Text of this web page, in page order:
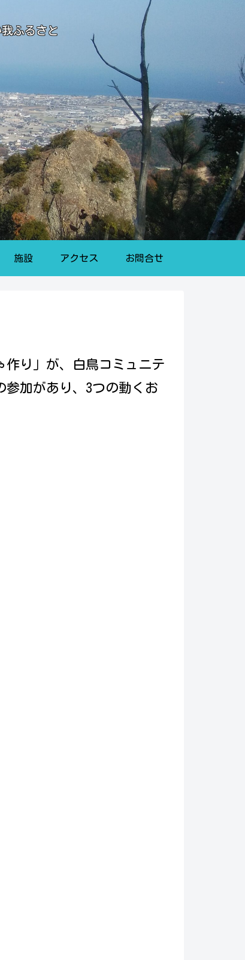
ふるさと
施設 アクセス お問合せ
作り」が、白鳥コミュニテ
参加があり、3つの動くお